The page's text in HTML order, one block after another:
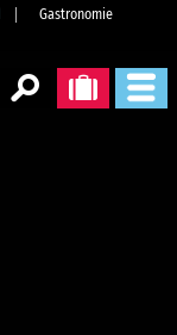
Gastronomie